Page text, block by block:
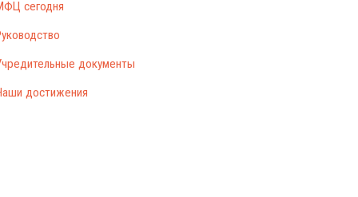
сегодня
документы
достижения